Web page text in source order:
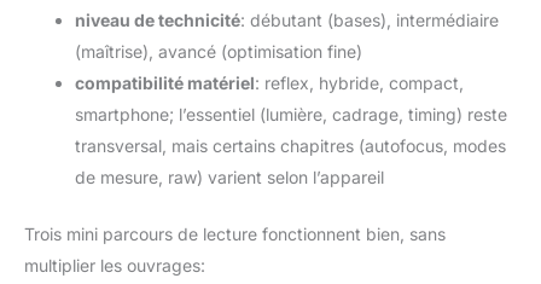
niveau de technicité: débutant (bases), intermédiaire
(maîtrise), avancé (optimisation fine)
compatibilité matériel: reflex, hybride, compact,
smartphone; l’essentiel (lumière, cadrage, timing) reste
transversal, mais certains chapitres (autofocus, modes
de mesure, raw) varient selon l’appareil
Trois mini parcours de lecture fonctionnent bien, sans
multiplier les ouvrages: